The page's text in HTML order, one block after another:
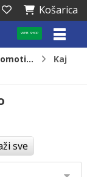
Košarica
WEB SHOP
Kaj
sve